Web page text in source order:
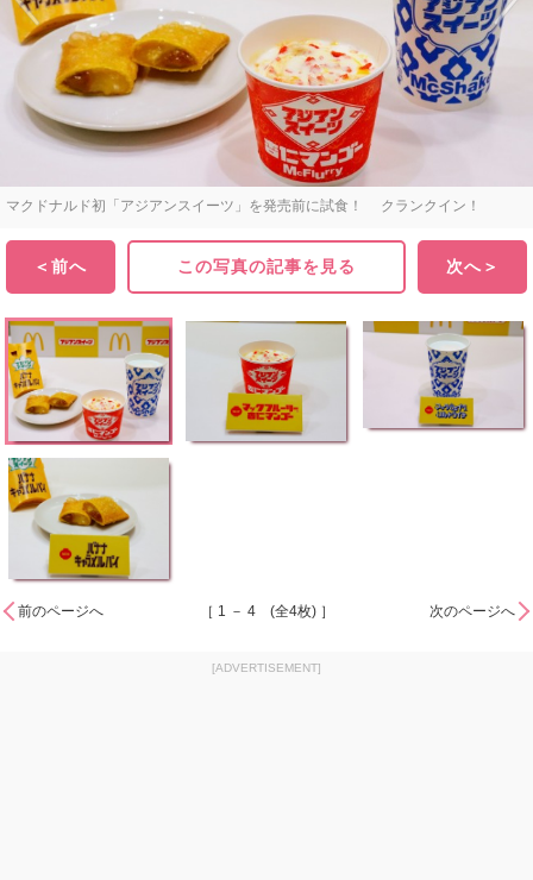
マクドナルド初「アジアンスイーツ」を発売前に試食！ クランクイン！
＜前へ この写真の記事を見る 次へ＞
前のページへ ［ 1 － 4 (全4枚) ］ 次のページへ
[ADVERTISEMENT]